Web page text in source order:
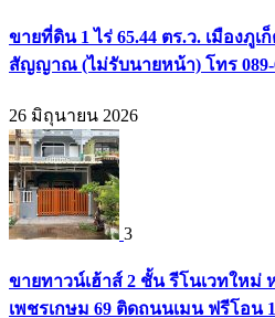
ขายที่ดิน 1 ไร่ 65.44 ตร.ว. เมืองภูเ
สัญญาณ (ไม่รับนายหน้า) โทร 089-
26 มิถุนายน 2026
3
ขายทาวน์เฮ้าส์ 2 ชั้น รีโนเวทใหม่
เพชรเกษม 69 ติดถนนเมน ฟรีโอน